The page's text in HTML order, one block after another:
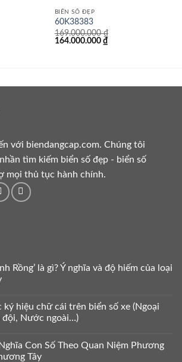
BIỂN SỐ ĐẸP
60K38383
169.000.000₫
Giá
164.000.000 ₫Giá
hiện
với biendangcap.com. Chúng tôi
tìm kiếm biển số đẹp - biển số
mọi thủ tục hành chính.
Rồng’ là gì? Ý nghĩa và độ hiếm của loại
ký hiệu chữ cái trên biển số xe (Ngoại
đội, Nước ngoài…)
Con Số Theo Quan Niệm Phương
Tây